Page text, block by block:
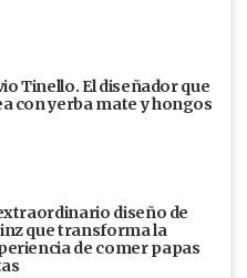
Tinello. El diseñador que
con yerba mate y hongos
diseño de
que transforma la
de comer papas